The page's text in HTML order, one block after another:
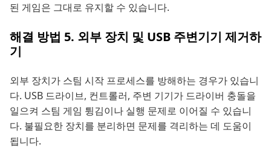
된 게임은 그대로 유지할 수 있습니다.
해결 방법 5. 외부 장치 및 USB 주변기기 제거하
기
외부 장치가 스팀 시작 프로세스를 방해하는 경우가 있습니
다. USB 드라이브, 컨트롤러, 주변 기기가 드라이버 충돌을
일으켜 스팀 게임 튕김이나 실행 문제로 이어질 수 있습니
다. 불필요한 장치를 분리하면 문제를 격리하는 데 도움이
됩니다.